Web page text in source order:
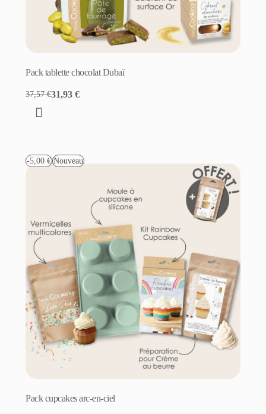
Pack tablette chocolat Dubaï
37,57 €31,93 €
-5,00 € Nouveau
Pack cupcakes arc-en-ciel